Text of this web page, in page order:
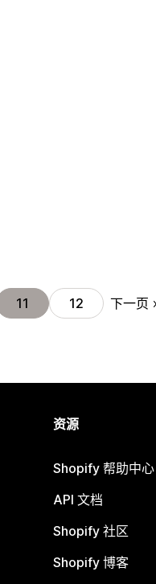
11 12 下一页
资源
Shopify 帮助中心
API 文档
Shopify 社区
Shopify 博客